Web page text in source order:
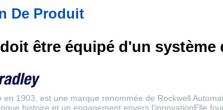
De Produit
être équipé d'un
en 1903, est une marque renommée de Rockwell
histoire et un engagement envers l'innovationElle